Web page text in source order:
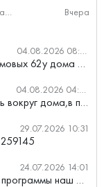
Гость 7370, 12.03.2020 Вебинар от Нмаркет.ПРО: «Актуальное об ипотеке: что нужно знать» Вчера
04.08.2026 08:34
На сайте форум жильцов бр.касимовых 62у дома растут красивые...
04.08.2026 04:46
Почему всю зелень косят под ноль вокруг дома,в полисадниках....
29.07.2026 10:31
24.07.2026 14:01
что со стоянками во дворе после программы наш двор